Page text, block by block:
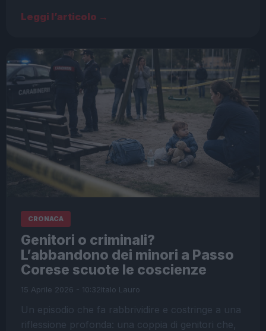
Leggi l’articolo →
CRONACA
Genitori o criminali?
L’abbandono dei minori a Passo
Corese scuote le coscienze
15 Aprile 2026 - 10:32Italo Lauro
Un episodio che fa rabbrividire e costringe a una
riflessione profonda: una coppia di genitori che,